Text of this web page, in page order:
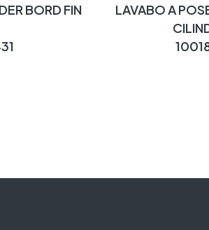
BORD FIN
LAVABO A